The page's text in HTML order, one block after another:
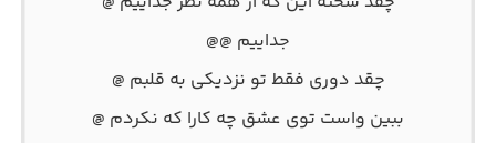
جداییم @@
چقد دوری فقط تو نزدیکی به قلبم @
ببین واست توی عشق چه کارا که نکردم @